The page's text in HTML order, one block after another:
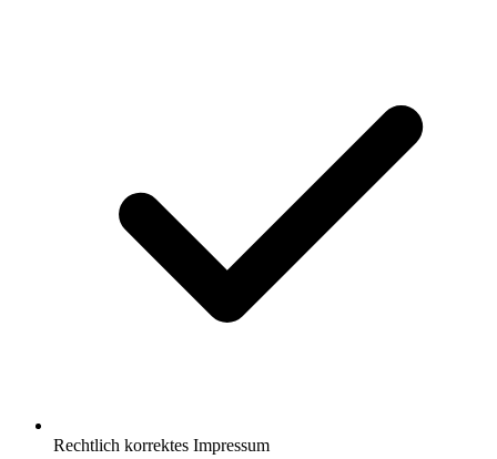
Rechtlich korrektes Impressum